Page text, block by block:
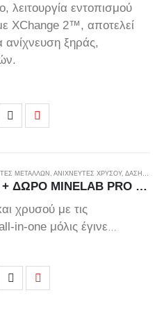
λειτουργία εντοπισμού
XChange 2™, αποτελεί
ανίχνευση ξηράς,
ΜΕΤΑΛΛΩΝ , ΑΝΙΧΝΕΥΤΈΣ ΧΡΥΣΟΎ, ΔΆΣΗ ΚΑΙ ΒΟΥΝΆ
MINELAB EQUINOX 900 + ΔΩΡΟ MINELAB PRO FIND 40
χρυσού με τις
in-one μόλις έγινε
πρωτοποριακή